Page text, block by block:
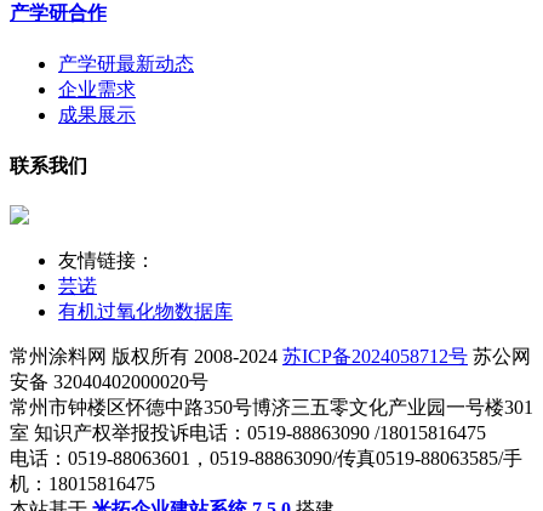
产学研合作
产学研最新动态
企业需求
成果展示
联系我们
友情链接：
芸诺
有机过氧化物数据库
常州涂料网 版权所有 2008-2024 苏ICP备2024058712号 苏公网
安备 32040402000020号
常州市钟楼区怀德中路350号博济三五零文化产业园一号楼301
室 知识产权举报投诉电话：0519-88863090 /18015816475
电话：0519-88063601，0519-88863090/传真0519-88063585/手
机：18015816475